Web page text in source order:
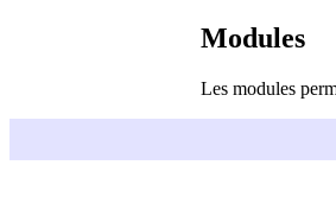
Modules
Les modules